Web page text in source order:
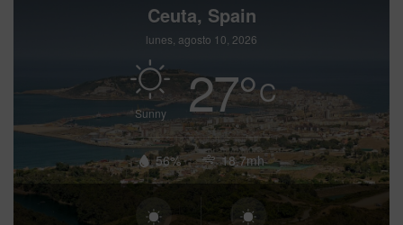
Ceuta, Spain
lunes, agosto 10, 2026
Sunny 27°C
56% 18.7mh